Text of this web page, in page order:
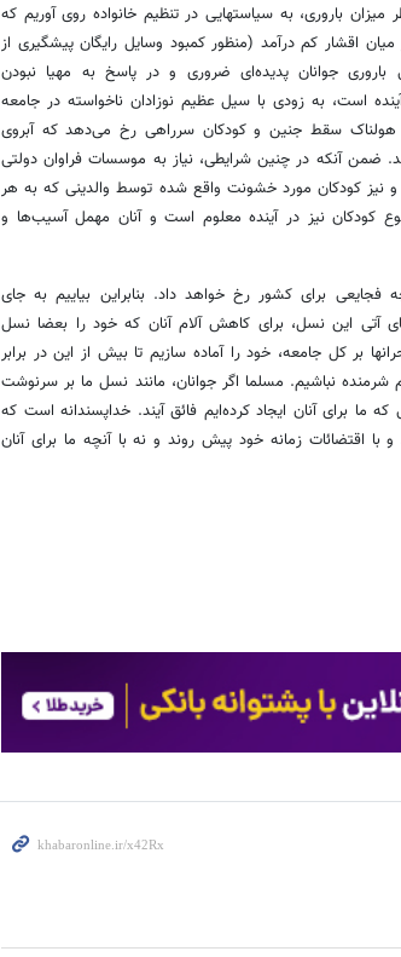
باروری، به سیاستهایی در تنظیم خانواده روی آوریم که
میان اقشار کم درآمد (منظور کمبود وسایل رایگان پیشگیری از
جوانان پدیده‌ای ضروری و در پاسخ به مهیا نبودن
است، به زودی با سیل عظیم نوزادان ناخواسته در جامعه
هولناک سقط جنین و کودکان سرراهی رخ می‌دهد که آبروی
ضمن آنکه در چنین شرایطی، نیاز به موسسات فراوان دولتی
نیز کودکان مورد خشونت واقع شده توسط والدینی که به هر
کودکان نیز در آینده معلوم است و آنان مهمل آسیب‌ها و
برای کشور رخ خواهد داد. بنابراین بیاییم به جای
آتی این نسل، برای کاهش آلام آنان که خود را بعضا نسل
بر کل جامعه، خود را آماده سازیم تا بیش از این در برابر
شرمنده نباشیم. مسلما اگر جوانان، مانند نسل ما بر سرنوشت
ما برای آنان ایجاد کرده‌ایم فائق آیند. خداپسندانه است که
و با اقتضائات زمانه خود پیش روند و نه با آنچه ما برای آنان